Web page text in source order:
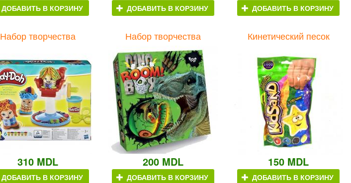
ДОБАВИТЬ В КОРЗИНУ ДОБАВИТЬ В КОРЗИНУ ДОБАВИТЬ В КОРЗИНУ
Набор творчества
310 MDL
ДОБАВИТЬ В КОРЗИНУ
Набор творчества
200 MDL
ДОБАВИТЬ В КОРЗИНУ
Кинетический песок
150 MDL
ДОБАВИТЬ В КОРЗИНУ